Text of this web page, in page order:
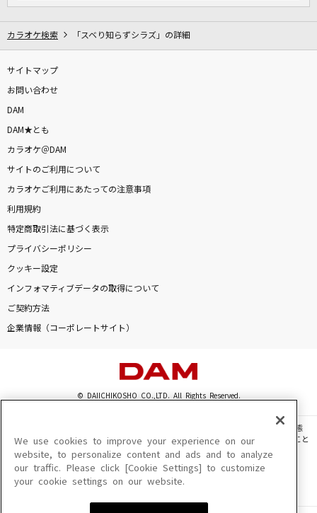
カラオケ検索 「スベり知らずシラズ」の詳細
サイトマップ
お問い合わせ
DAM
DAM★とも
カラオケ＠DAM
サイトのご利用について
カラオケご利用にあたっての注意事項
利用規約
特定商取引法に基づく表示
プライバシーポリシー
クッキー設定
インフォマティブデータの取得について
ご契約方法
企業情報（コーポレートサイト）
© DAIICHIKOSHO CO.,LTD. All Rights Reserved.
このサイトに掲載されている一切の文章・画像・写真・動画・音声等を、手段や形態
を問わず、著作権法の定める範囲を超えて無断で複製、転載、ファイル化などすること
を禁じます。
楽曲及びコンテンツは、機種によりご利用いただけない場合があります。
楽曲及びコンテンツの配信日、配信内容が変更になる場合があります。
We use cookies to improve your experience on our
website, to personalize content and ads and to analyze
our traffic. Please click [Cookie Settings] to customize
your cookie settings on our website.